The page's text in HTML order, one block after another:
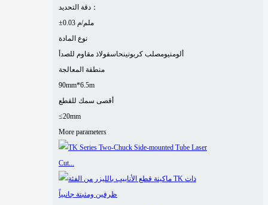
دقة التحديد：
±0.03 ملم/م
نوع المادة
ألومنيومصلب كربونينحاسفولاذ مقاوم للصدأ
منطقة المعالجة
90mm*6.5m
أقصى سمك للقطع
≤20mm
More parameters